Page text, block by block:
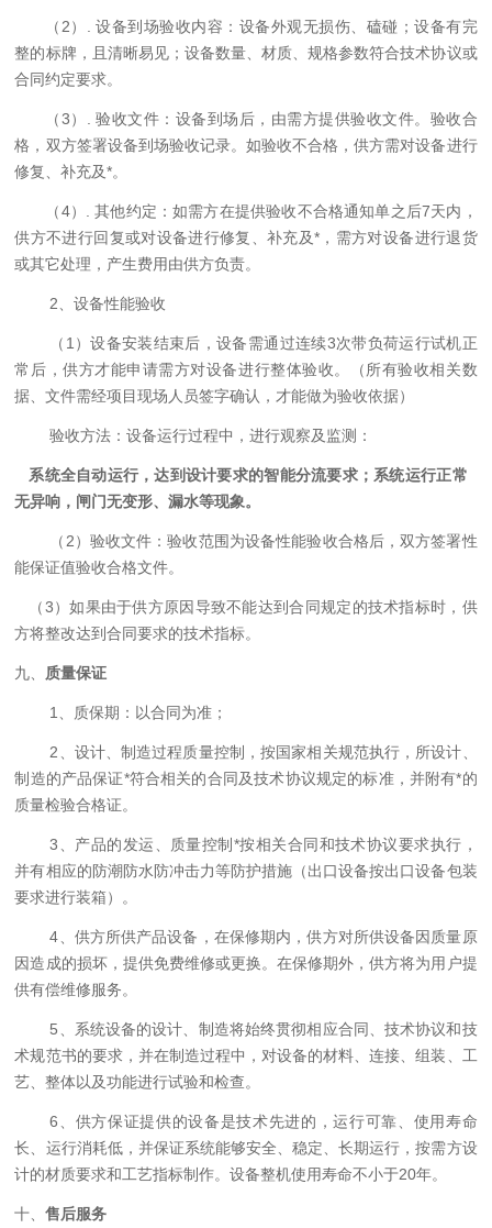
（2）.设备到场验收内容：设备外观无损伤、磕碰；设备有完
整的标牌，且清晰易见；设备数量、材质、规格参数符合技术协议或
合同约定要求。
（3）.验收文件： 设备到场 后，由需方提供验收文件。验收合
格，双方签署设备到场验收记录。如验收不合格，供方需对设备进行
修复、补充及*。
（4）.其他约定：如需方在提供验收不合格通知单之后7天内，
供方不进行回复或对设备进行修复、补充及*，需方对设备进行退货
或其它处理，产生费用由供方负责。
2、设备性能验收
（1）设备安装结束后，设备需通过连续3次带负荷运行试机正
常后，供方才能申请需方对设备进行整体验收。
（所有验收相关数
据、文件需经项目现场人员签字确认，才能做为验收依据）
验收方法：设备运行过程中，进行观察及监测 ：
系统全自动运行，达到设计要求的智能分流要求；系统运行正常
无异响，闸门无变形、漏水等现象。
（ 2）验收文件：验收范围为设备性能验收合格后，双方签署性
能保证值验收合格文件。
（3）如果由于供方原因导致不能达到合同规定的技术指标时，供
方将整改达到合同要求的技术指标。
九、 质量保证
1、质保期：以合同为准；
2、设计、制造过程质量控制，按国家相关规范执行，所设计、
制造的产品保证*符合相关的合同及技术协议规定的标准，并附有*的
质量检验合格证。
3、产品的发运、质量控制*按相关合同和技术协议要求执行，
并有相应的防潮防水防冲击力等防护措施（出口设备按出口设备包装
要求进行装箱）。
4、供方所供产品设备，在保修期内，供方对所供设备因质量原
因造成的损坏，提供免费维修或更换。在保修期外，供方将为用户提
供有偿维修服务。
5、系统设备的设计、制造将始终贯彻相应合同、技术协议和技
术规范书的要求，并在制造过程中，对设备的材料、连接、组装、工
艺、整体以及功能进行试验和检查。
6、供方保证提供的设备是技术先进的，运行可靠、使用寿命
长、运行消耗低，并保证系统能够安全、稳定、长期运行，按需方设
计的材质要求和工艺指标制作。设备整机使用寿命不小于20年。
十、售后服务